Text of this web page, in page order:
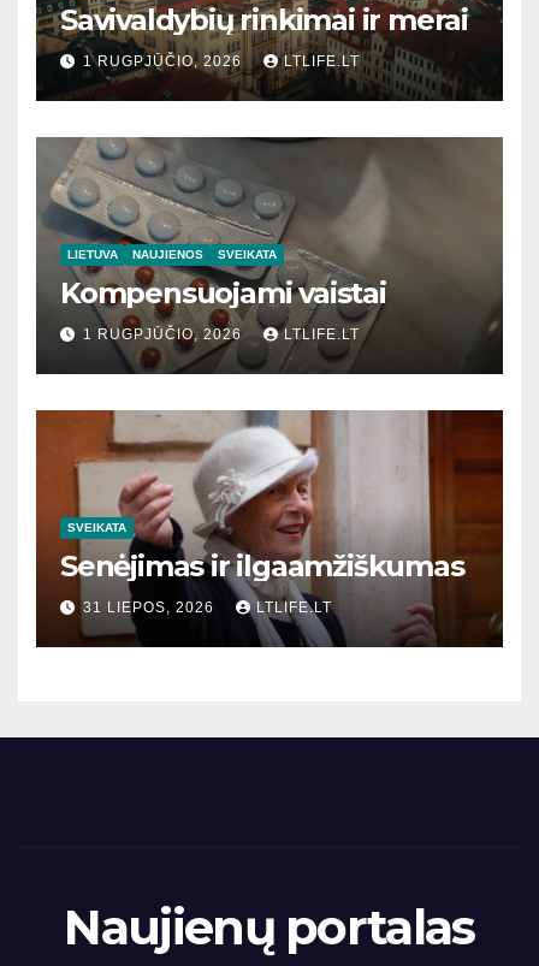
Savivaldybių rinkimai ir merai
1 RUGPJŪČIO, 2026 LTLIFE.LT
LIETUVA NAUJIENOS SVEIKATA
Kompensuojami vaistai
1 RUGPJŪČIO, 2026 LTLIFE.LT
SVEIKATA
Senėjimas ir ilgaamžiškumas
31 LIEPOS, 2026 LTLIFE.LT
Naujienų portalas